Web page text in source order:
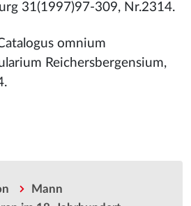
31(1997)97-309, Nr.2314.
omnium
Reichersbergensium,
Mann